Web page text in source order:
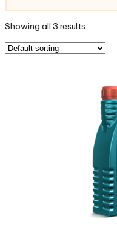
Showing all 3 results